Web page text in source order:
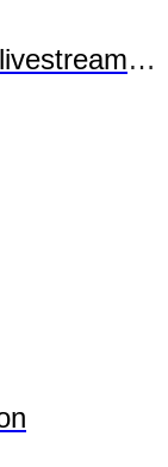
(full length)